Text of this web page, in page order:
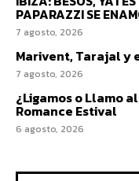
PAPARAZZI SE
7 agosto, 2026
Marivent, Tarajal y
7 agosto, 2026
¿Ligamos o Llamo
Romance Estival
6 agosto, 2026